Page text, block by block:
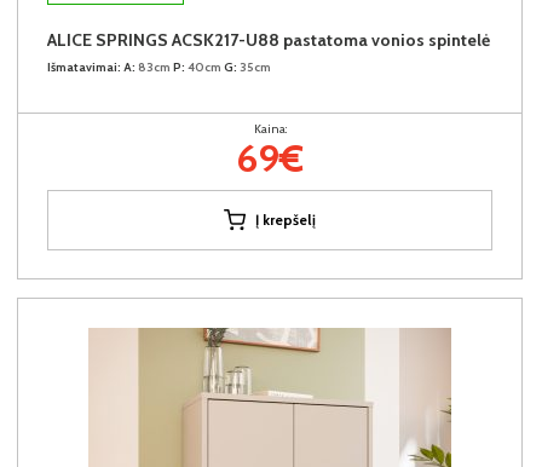
ALICE SPRINGS ACSK217-U88 pastatoma vonios spintelė
Išmatavimai: A: 83cm P: 40cm G: 35cm
Kaina:
69€
Į krepšelį